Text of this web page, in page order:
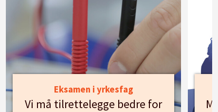
Eksamen i yrkesfag
Vi må tilrettelegge bedre for